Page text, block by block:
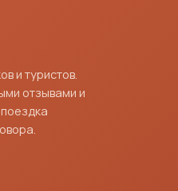
и туристов.
отзывами и